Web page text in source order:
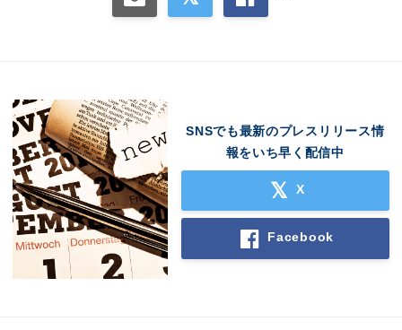
SNSでも最新のプレスリリース情
報をいち早く配信中
X
Facebook
English